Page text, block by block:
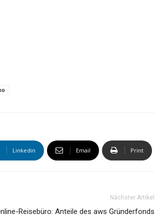
Linkedin Email Print
Nächster Artikel
Reisebüro: Anteile des aws Gründerfonds